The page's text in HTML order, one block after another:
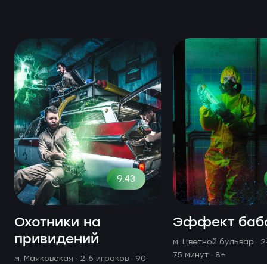
9.43
Охотники на
привидений
м. Маяковская · 2-5 игроков · 90
Эффект
м. Цветной бульвар ·
75 минут · 8+